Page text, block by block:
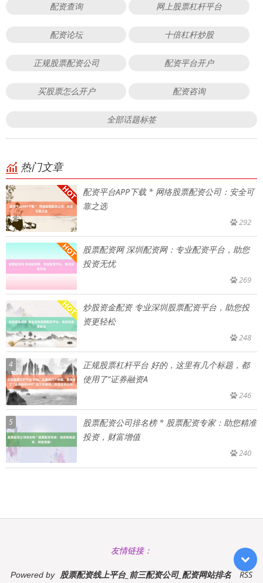
配资查询 网上股票杠杆平台
配资论坛 十倍杠杆炒股
正规股票配资公司 配资平台开户
买股票怎么开户 配资咨询
全部话题标签
热门文章
配资平台APP下载 * 网络股票配资公司：安全可
靠之选
292
股票配资网 深圳配资网：专业配资平台，助您
投资无忧
269
炒股资金配资 专业深圳股票配资平台，助您投
资更轻松
248
4
正规股票杠杆平台 好的，这里有几个标题，都
使用了“证券融资A
246
5
股票配资公司排名榜 * 股票配资专家：助您精准
投资，财富增值
240
友情链接：
Powered by 股票配资线上平台_前三配资公司_配资网站排名 RSS